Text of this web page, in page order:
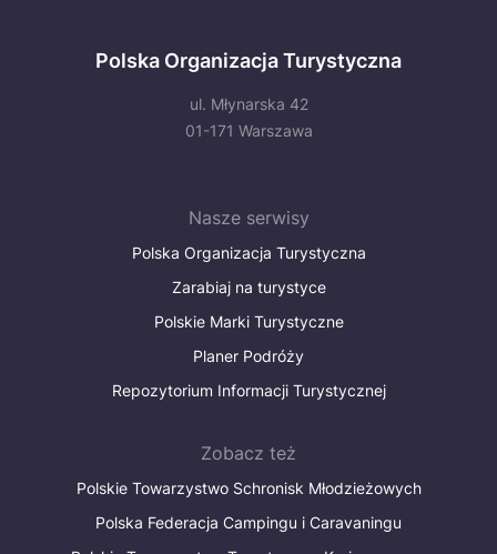
Polska Organizacja Turystyczna
ul. Młynarska 42
01-171 Warszawa
Nasze serwisy
Polska Organizacja Turystyczna
Zarabiaj na turystyce
Polskie Marki Turystyczne
Planer Podróży
Repozytorium Informacji Turystycznej
Zobacz też
Polskie Towarzystwo Schronisk Młodzieżowych
Polska Federacja Campingu i Caravaningu